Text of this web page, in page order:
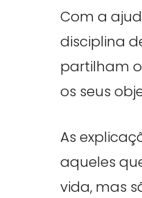
Com a
disciplina
partilham
os seus
As
aqueles
vida, mas